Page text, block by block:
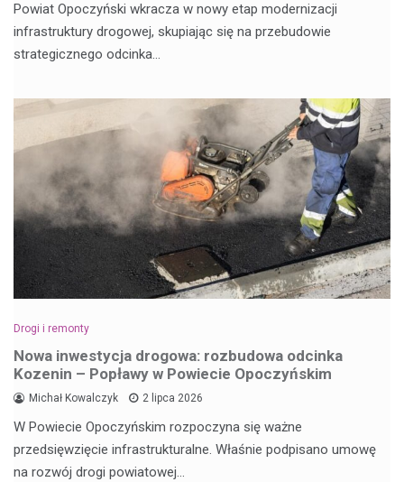
Powiat Opoczyński wkracza w nowy etap modernizacji
infrastruktury drogowej, skupiając się na przebudowie
strategicznego odcinka…
Drogi i remonty
Nowa inwestycja drogowa: rozbudowa odcinka
Kozenin – Popławy w Powiecie Opoczyńskim
Michał Kowalczyk 2 lipca 2026
W Powiecie Opoczyńskim rozpoczyna się ważne
przedsięwzięcie infrastrukturalne. Właśnie podpisano umowę
na rozwój drogi powiatowej…